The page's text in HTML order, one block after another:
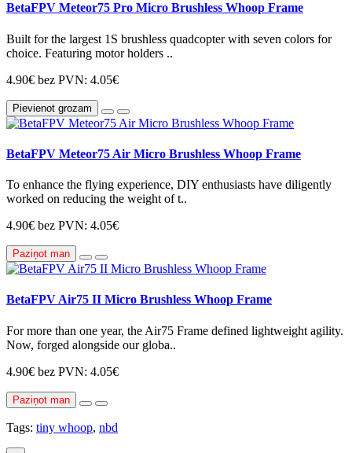
BetaFPV Meteor75 Pro Micro Brushless Whoop Frame
Built for the largest 1S brushless quadcopter with seven colors for
choice. Featuring motor holders ..
4.90€ bez PVN: 4.05€
Pievienot grozam
BetaFPV Meteor75 Air Micro Brushless Whoop Frame
To enhance the flying experience, DIY enthusiasts have diligently
worked on reducing the weight of t..
4.90€ bez PVN: 4.05€
Paziņot man
BetaFPV Air75 II Micro Brushless Whoop Frame
For more than one year, the Air75 Frame defined lightweight agility.
Now, forged alongside our globa..
4.90€ bez PVN: 4.05€
Paziņot man
Tags: tiny whoop, nbd